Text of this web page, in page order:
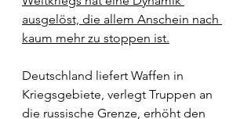
ausgelöst, die allem Anschein nach
kaum mehr zu stoppen ist.
Deutschland liefert Waffen in
Kriegsgebiete, verlegt Truppen an
die russische Grenze, erhöht den